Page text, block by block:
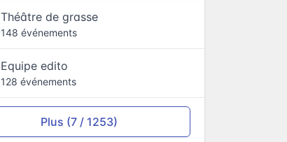
Théâtre de grasse
148 événements
Equipe edito
128 événements
Plus (7 / 1253)